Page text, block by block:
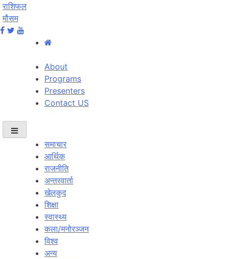
राशिफल
मौसम
About
Programs
Presenters
Contact US
समाचार
आर्थिक
राजनीति
अन्तरवार्ता
खेलकुद
शिक्षा
स्वास्थ्य
कला/मनोरञ्जन
विश्व
अन्य